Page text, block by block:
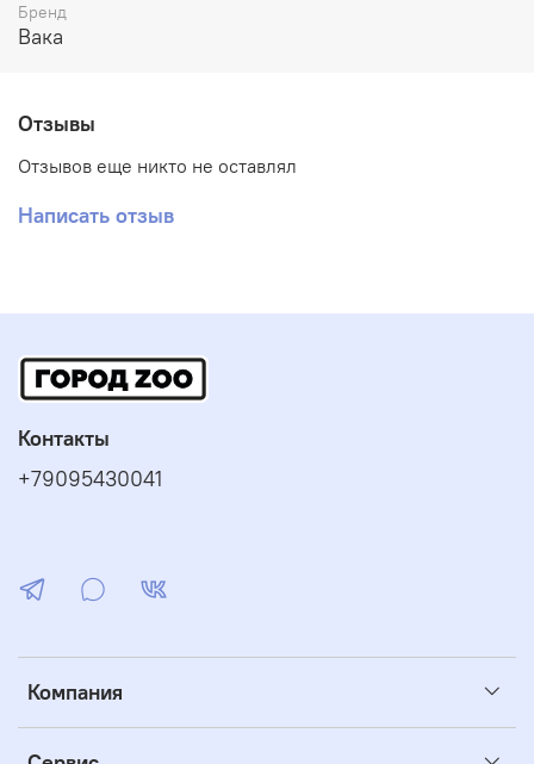
Бренд
Вака
Отзывы
Отзывов еще никто не оставлял
Написать отзыв
Компания
Контакты
+79095430041